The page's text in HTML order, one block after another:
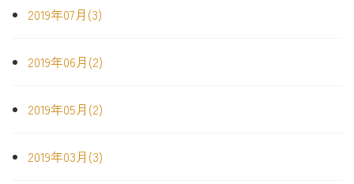
2019年07月(3)
2019年06月(2)
2019年05月(2)
2019年03月(3)